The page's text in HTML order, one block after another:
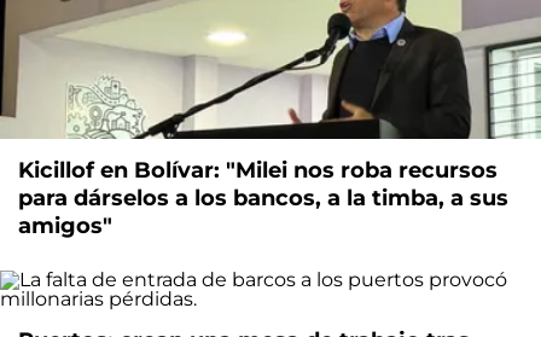
Kicillof en Bolívar: "Milei nos roba recursos
para dárselos a los bancos, a la timba, a sus
amigos"